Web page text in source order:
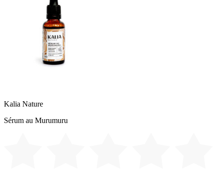
Kalia Nature
Sérum au Murumuru